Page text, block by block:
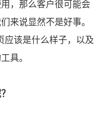
，那么客户很可能会
来说显然不是好事。
该是什么样子，以及
具。